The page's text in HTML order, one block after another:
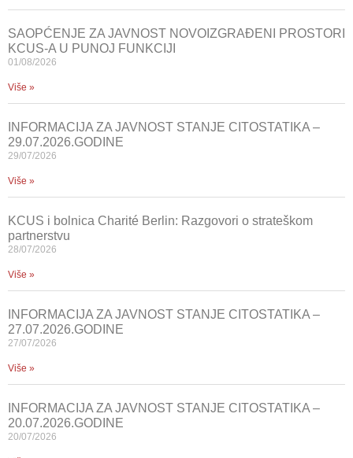
SAOPĆENJE ZA JAVNOST NOVOIZGRAĐENI PROSTORI
KCUS-A U PUNOJ FUNKCIJI
01/08/2026
Više »
INFORMACIJA ZA JAVNOST STANJE CITOSTATIKA –
29.07.2026.GODINE
29/07/2026
Više »
KCUS i bolnica Charité Berlin: Razgovori o strateškom
partnerstvu
28/07/2026
Više »
INFORMACIJA ZA JAVNOST STANJE CITOSTATIKA –
27.07.2026.GODINE
27/07/2026
Više »
INFORMACIJA ZA JAVNOST STANJE CITOSTATIKA –
20.07.2026.GODINE
20/07/2026